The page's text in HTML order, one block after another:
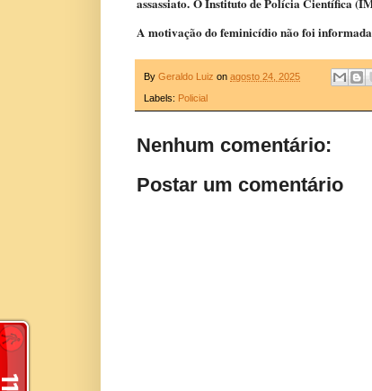
A motivação do feminicídio não foi
By Geraldo Luiz on agosto 24, 2025
Labels: Policial
Nenhum comentário:
Postar um comentário